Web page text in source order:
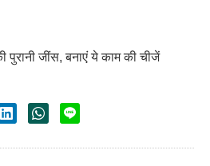
जींस, बनाएं ये काम की चीजें